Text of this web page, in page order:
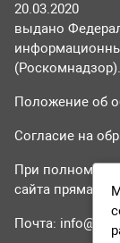
20.03.2020
выдано
(Роскомнадзор).
Положение об
Согласие на
При полном
сайта прямая
Почта: